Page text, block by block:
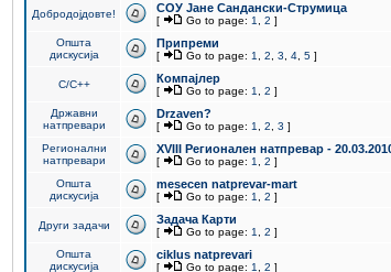
Добродојдовте! СОУ Јане Сандански-Струмица
[ Go to page: 1 2 ]
Општа
дискусија
Припреми
[ Go to page: 1 2 3 4 5 ]
C/C++ Компајлер
[ Go to page: 1 2 ]
Државни
натпревари
Drzaven?
[ Go to page: 1 2 3 ]
Регионални
натпревари
XVIII Регионален натпревар -
[ Go to page: 1 2 ]
Општа
дискусија
mesecen natprevar-mart
[ Go to page: 1 2 ]
Други задачи Задача Карти
[ Go to page: 1 2 ]
Општа
дискусија
ciklus natprevari
[ Go to page: 1 2 ]